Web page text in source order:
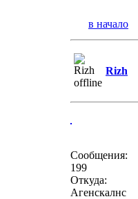
в начало
Rizh
Сообщения:
199
Откуда:
Агенскалнс